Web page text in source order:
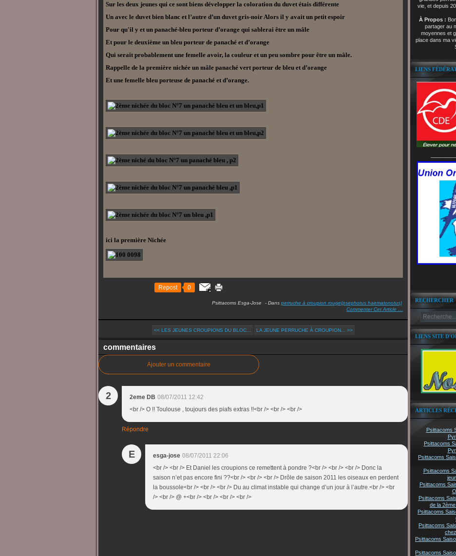
Sur les deux jeunes qui ce sont biens développer la coloration du duvet étais différente
Un avec le duvet bien blanc et l’autre d’un duvet gris-noir Alors il y avait un petit espoir
Pour qu'il y et un panaché-bleu porteur d’orange qui sablerai être un mâle
Et pour le deuxième un bleu porteur de panaché et d’orange
Qui serait probablement une femelle avoir, la couleur et un peu sombre pour être un mâle.
Rappelle de la première nichée un mâle panaché vert porteur de bleu et d’orange
Et une femelle bleu porteuse de panaché et d’orange.
ici la première Nichée
Repost 0
Psittacoms Esga-Jose - Dans perruche à croupion rouge(psephotus haematonotus)
Commenter Cet Article
<< LES JEUNES CROUPIONS DU BLOC... LA JEUNE PERRUCHE À CROUPION... >>
commentaires
Ajouter un commentaire
2 2eme DB 08/07/2011 12:42
<br /> O !! Toulouse , toujours des piafs extras !!<br /> <br /> <br />
Répondre
E esga-jose 08/07/2011 22:06
<br /> <br /> Et Daniel les croupions ce remettent à pondre ?<br /> <br /> <br /> Donc la
saison n’et pas encore fini ??<br /> <br /> <br /> Drôle de saison 2011 les oiseaux en perdent
la boussole<br /> <br /> <br /> Du au climat instable qui change d’un jour à l’autre.<br /> <br
/> <br /> @ +<br /> <br /> <br /> <br />
À Propos :
partager au
moyennes et
place dans ma
LIENS
RECHERCHER
LIENS SITE
ARTICLES
Psittacoms
Psittacoms
Psittacoms
Psittacoms
Psittacoms
Psittacoms
de la
Psittacoms
Psittacoms
Psittacoms
Psittacoms